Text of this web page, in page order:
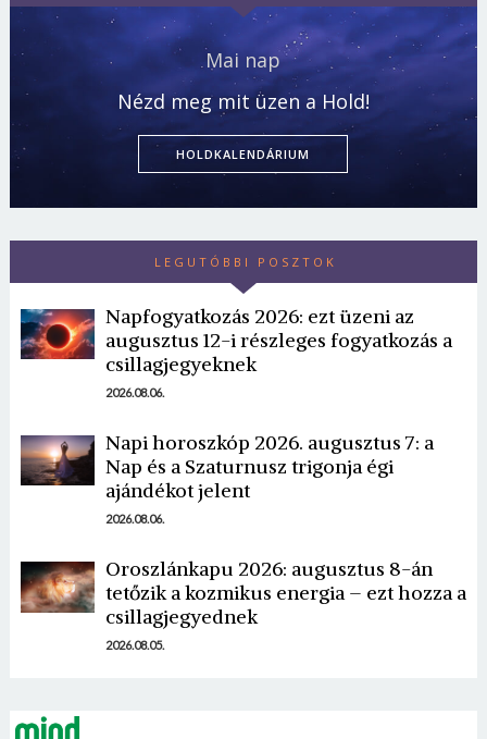
Mai nap
Nézd meg mit üzen a Hold!
HOLDKALENDÁRIUM
LEGUTÓBBI POSZTOK
Napfogyatkozás 2026: ezt üzeni az
augusztus 12-i részleges fogyatkozás a
csillagjegyeknek
2026.08.06.
Napi horoszkóp 2026. augusztus 7: a
Nap és a Szaturnusz trigonja égi
ajándékot jelent
2026.08.06.
Oroszlánkapu 2026: augusztus 8-án
tetőzik a kozmikus energia – ezt hozza a
csillagjegyednek
2026.08.05.
Borsonline bejelentkezés